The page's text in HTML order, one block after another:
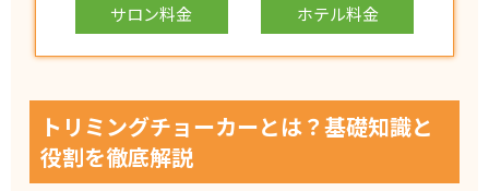
サロン料金 ホテル料金
トリミングチョーカーとは？基礎知識と
役割を徹底解説